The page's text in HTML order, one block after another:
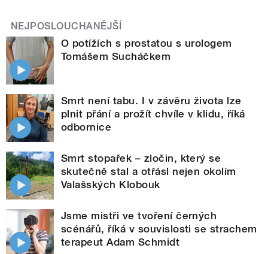
NEJPOSLOUCHANĚJŠÍ
O potížích s prostatou s urologem
Tomášem Sucháčkem
Smrt není tabu. I v závěru života lze
plnit přání a prožít chvíle v klidu, říká
odbornice
Smrt stopařek – zločin, který se
skutečně stal a otřásl nejen okolím
Valašských Klobouk
Jsme mistři ve tvoření černých
scénářů, říká v souvislosti se strachem
terapeut Adam Schmidt